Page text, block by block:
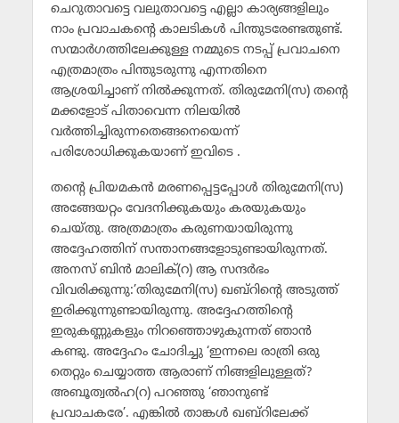
ചെറുതാവട്ടെ വലുതാവട്ടെ എല്ലാ കാര്യങ്ങളിലും
നാം പ്രവാചകന്റെ കാലടികള്‍ പിന്തുടരേണ്ടതുണ്ട്.
സന്മാര്‍ഗത്തിലേക്കുള്ള നമ്മുടെ നടപ്പ് പ്രവാചനെ
എത്രമാത്രം പിന്തുടരുന്നു എന്നതിനെ
ആശ്രയിച്ചാണ് നില്‍ക്കുന്നത്. തിരുമേനി(സ) തന്റെ
മക്കളോട് പിതാവെന്ന നിലയില്‍
വര്‍ത്തിച്ചിരുന്നതെങ്ങനെയെന്ന്
പരിശോധിക്കുകയാണ് ഇവിടെ .
തന്റെ പ്രിയമകന്‍ മരണപ്പെട്ടപ്പോള്‍ തിരുമേനി(സ)
അങ്ങേയറ്റം വേദനിക്കുകയും കരയുകയും
ചെയ്തു. അത്രമാത്രം കരുണയായിരുന്നു
അദ്ദേഹത്തിന് സന്താനങ്ങളോടുണ്ടായിരുന്നത്.
അനസ് ബിന്‍ മാലിക്(റ) ആ സന്ദര്‍ഭം
വിവരിക്കുന്നു:’തിരുമേനി(സ) ഖബ്‌റിന്റെ അടുത്ത്
ഇരിക്കുന്നുണ്ടായിരുന്നു. അദ്ദേഹത്തിന്റെ
ഇരുകണ്ണുകളും നിറഞ്ഞൊഴുകുന്നത് ഞാന്‍
കണ്ടു. അദ്ദേഹം ചോദിച്ചു ‘ഇന്നലെ രാത്രി ഒരു
തെറ്റും ചെയ്യാത്ത ആരാണ് നിങ്ങളിലുള്ളത്?
അബൂത്വല്‍ഹ(റ) പറഞ്ഞു ‘ഞാനുണ്ട്
പ്രവാചകരേ’. എങ്കില്‍ താങ്കള്‍ ഖബ്‌റിലേക്ക്